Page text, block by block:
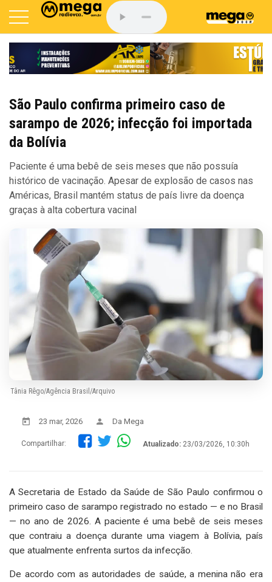
São Paulo confirma primeiro caso de
sarampo de 2026; infecção foi importada
da Bolívia
Paciente é uma bebê de seis meses que não possuía
histórico de vacinação. Apesar de explosão de casos nas
Américas, Brasil mantém status de país livre da doença
graças à alta cobertura vacinal
Tânia Rêgo/Agência Brasil/Arquivo
23 mar, 2026 Da Mega
Compartilhar: Atualizado: 23/03/2026, 10:30h
A Secretaria de Estado da Saúde de São Paulo confirmou o
primeiro caso de sarampo registrado no estado — e no Brasil
— no ano de 2026. A paciente é uma bebê de seis meses
que contraiu a doença durante uma viagem à Bolívia, país
que atualmente enfrenta surtos da infecção.
De acordo com as autoridades de saúde, a menina não era